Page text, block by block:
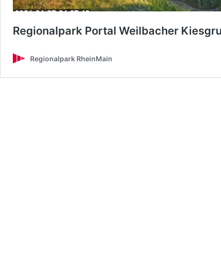
Regionalpark Portal Weilbacher
Regionalpark RheinMain